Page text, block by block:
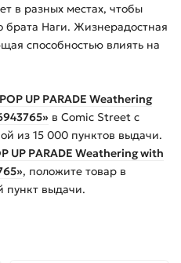
в разных местах, чтобы
брата Наги. Жизнерадостная
способностью влиять на
UP PARADE Weathering
в Comic Street с
из 15 000 пунктов выдачи.
UP PARADE Weathering with
, положите товар в
пункт выдачи.